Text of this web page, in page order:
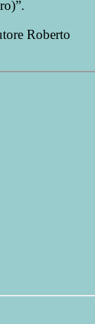
Roberto